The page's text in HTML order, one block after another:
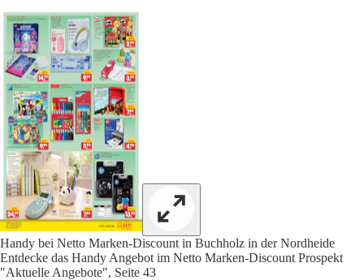
Handy bei Netto Marken-Discount in Buchholz in der Nordheide
Entdecke das Handy Angebot im Netto Marken-Discount Prospekt
"Aktuelle Angebote", Seite 43